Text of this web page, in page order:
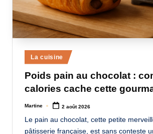
Posted
in
La cuisine
Poids pain au chocolat :
calories cache cette
Posted
Martine 2 août 2026
Le pain au chocolat, cette petite
pâtisserie française, est sans conteste